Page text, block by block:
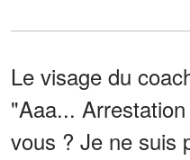
Le visage du
"Aaa...
vous ? Je ne suis